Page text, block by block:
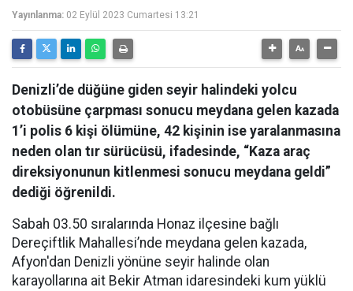
Yayınlanma: 02 Eylül 2023 Cumartesi 13:21
Denizli’de düğüne giden seyir halindeki yolcu
otobüsüne çarpması sonucu meydana gelen kazada
1’i polis 6 kişi ölümüne, 42 kişinin ise yaralanmasına
neden olan tır sürücüsü, ifadesinde, “Kaza araç
direksiyonunun kitlenmesi sonucu meydana geldi”
dediği öğrenildi.
Sabah 03.50 sıralarında Honaz ilçesine bağlı
Dereçiftlik Mahallesi’nde meydana gelen kazada,
Afyon'dan Denizli yönüne seyir halinde olan
karayollarına ait Bekir Atman idaresindeki kum yüklü